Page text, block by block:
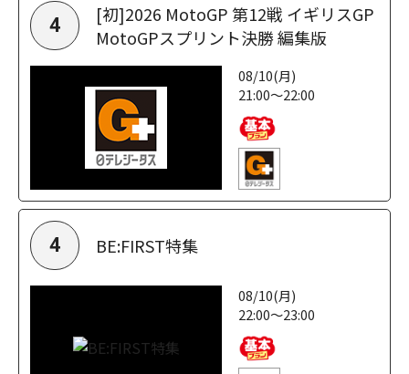
4
[初]2026 MotoGP 第12戦 イギリスGP
MotoGPスプリント決勝 編集版
08/10(月)
21:00～22:00
4 BE:FIRST特集
08/10(月)
22:00～23:00